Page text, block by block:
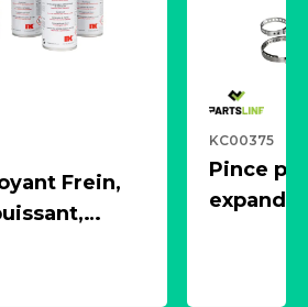
Frein,
KC00375
Pince